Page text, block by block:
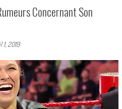
Concernant Son
1, 2019